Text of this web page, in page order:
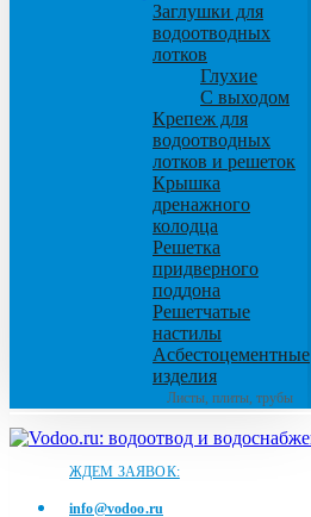
Заглушки для
водоотводных
лотков
Глухие
С выходом
Крепеж для
водоотводных
лотков и решеток
Крышка
дренажного
колодца
Решетка
придверного
поддона
Решетчатые
настилы
Асбестоцементные
изделия
Листы, плиты, трубы
ЖДЕМ ЗАЯВОК:
info@vodoo.ru